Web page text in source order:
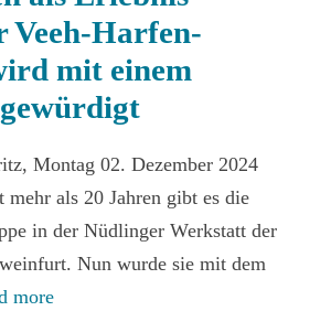
Veeh-Harfen-
mit einem
Montag 02. Dezember 2024
mehr als 20 Jahren gibt es die
in der Nüdlinger Werkstatt der
Nun wurde sie mit dem
more